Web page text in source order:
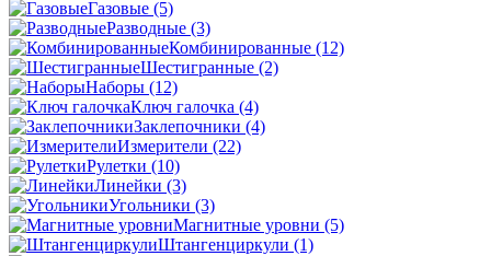
Газовые (5)
Разводные (3)
Комбинированные (12)
Шестигранные (2)
Наборы (12)
Ключ галочка (4)
Заклепочники (4)
Измерители (22)
Рулетки (10)
Линейки (3)
Угольники (3)
Магнитные уровни (5)
Штангенциркули (1)